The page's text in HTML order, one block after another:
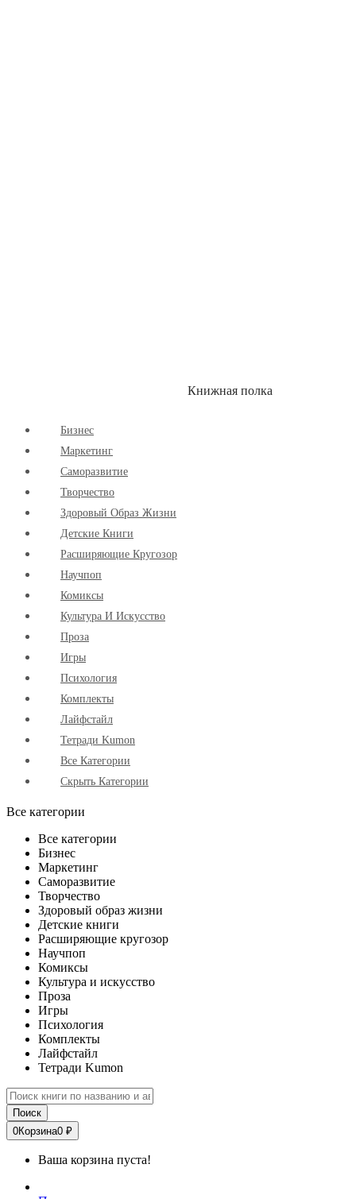
Книжная полка
Бизнес
Маркетинг
Cаморазвитие
Творчество
Здоровый Образ Жизни
Детские Книги
Расширяющие Кругозор
Научпоп
Комиксы
Культура И Искусство
Проза
Игры
Психология
Комплекты
Лайфстайл
Тетради Kumon
Все Категории
Скрыть Категории
Все категории
Все категории
Бизнес
Маркетинг
Саморазвитие
Творчество
Здоровый образ жизни
Детские книги
Расширяющие кругозор
Научпоп
Комиксы
Культура и искусство
Проза
Игры
Психология
Комплекты
Лайфстайл
Тетради Kumon
Поиск
0Корзина0 ₽
Ваша корзина пуста!